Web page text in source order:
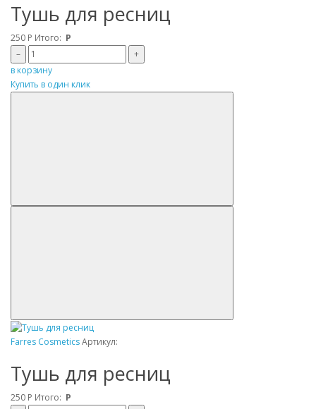
Тушь для ресниц
250 Р Итого: Р
–
+
в корзину
Купить в один клик
Farres CosmeticsАртикул:
Тушь для ресниц
250 Р Итого: Р